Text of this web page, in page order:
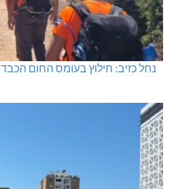
נחל כזיב: חילוץ בעומס החום הכבד